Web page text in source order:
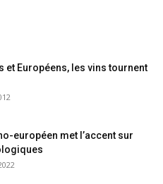
et Européens, les vins tournent
européen met l’accent sur